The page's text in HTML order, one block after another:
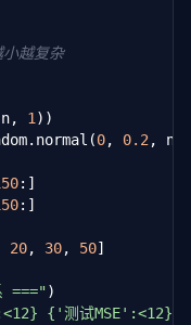
)
{'测试误差':<12}"
)
)
越复杂
1 ))
0, 0.2 , n)
:]
:]
20, 30, 50]
===")
{'测试MSE':<12}